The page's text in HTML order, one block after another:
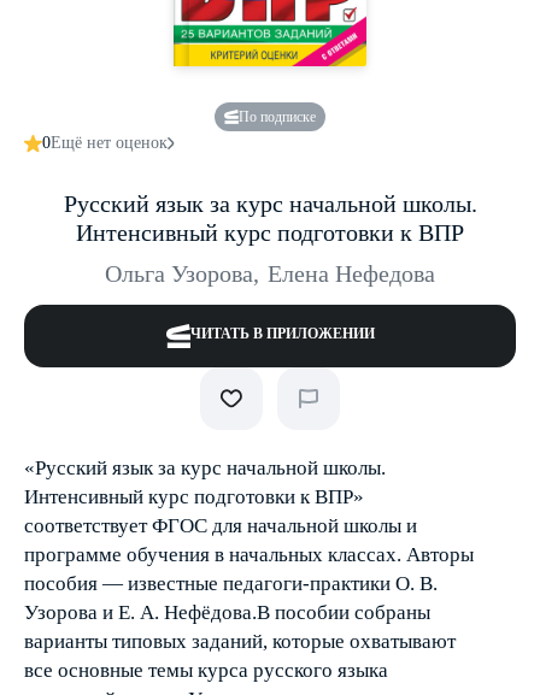
По подписке
0Ещё нет оценок
Русский язык за курс начальной школы.
Интенсивный курс подготовки к ВПР
Ольга Узорова, Елена Нефедова
ЧИТАТЬ В ПРИЛОЖЕНИИ
«Русский язык за курс начальной школы.
Интенсивный курс подготовки к ВПР»
соответствует ФГОС для начальной школы и
программе обучения в начальных классах. Авторы
пособия — известные педагоги-практики О. В.
Узорова и Е. А. Нефёдова.В пособии собраны
варианты типовых заданий, которые охватывают
все основные темы курса русского языка